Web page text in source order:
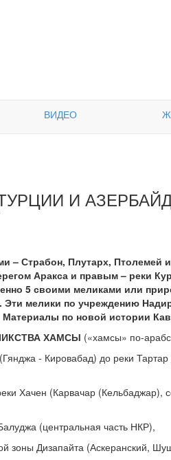
ВИДЕО
И
– Страбон, Плутарх,
Аракса и правым – реки
5 своими меликами или
мелики по учреждению
по новой истории
ХАМСЫ («хамсы» по-
- Кировабад) до реки
Хачен (Карвачар (Кельбаджар),
(центральная часть НКР),
зоны Дизапайта (Аскеранский,